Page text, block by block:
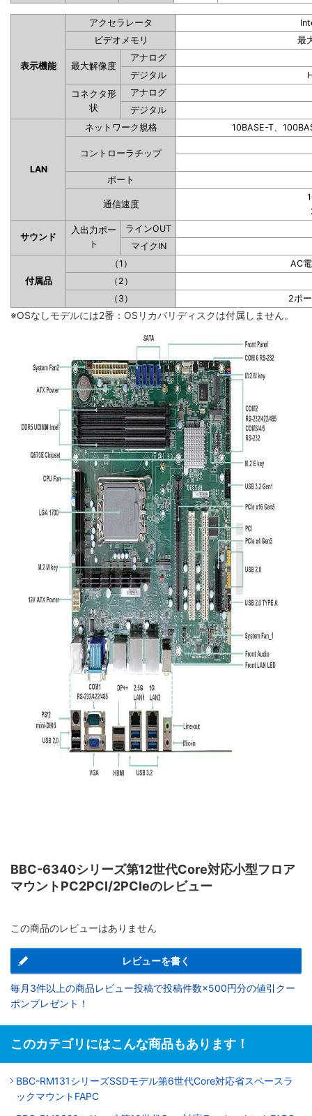
表示機能
アクセラレータ
ビデオメモリ
最
最大解像度
アナログ
デジタル
コネクタ形
状
アナログ
デジタル
LAN
ネットワーク規格 10BASE-T、
コントローラチップ
ポート
通信速度
サウンド
入出力ポー
ト
ラインOUT
マイクIN
付属品
（1）
AC
（2）
（3）
2ポ
※OSなしモデルには2番：OSリカバリディスクは付属しません。
BBC-6340シリーズ第12世代Core対応小型フロア
マウントPC2PCI/2PCIeのレビュー
この商品のレビューはありません
レビューを書く
毎月3件以上の商品レビュー投稿で投稿件数×500円分の値引クー
ポンプレゼント！
このカテゴリにはこんな商品もあります！
BBC-RM131シリーズSSDモデル第6世代Core対応省スペースラ
ックマウントFAPC